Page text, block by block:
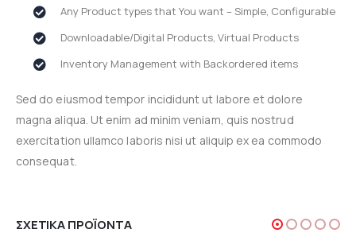
Any Product types that You want – Simple, Configurable
Downloadable/Digital Products, Virtual Products
Inventory Management with Backordered items
Sed do eiusmod tempor incididunt ut labore et dolore
magna aliqua. Ut enim ad minim veniam, quis nostrud
exercitation ullamco laboris nisi ut aliquip ex ea commodo
consequat.
ΣΧΕΤΙΚΆ ΠΡΟΪΌΝΤΑ